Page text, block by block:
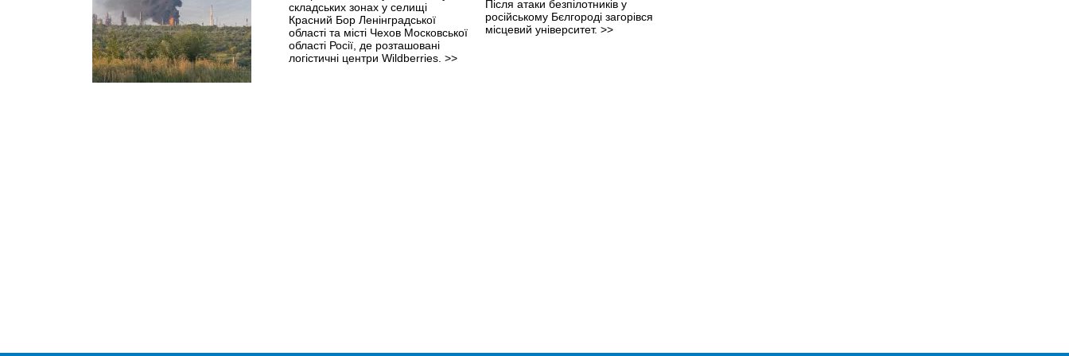
складських зонах у селищі
Красний Бор Ленінградської
області та місті Чехов Московської
області Росії, де розташовані
логістичні центри Wildberries. >>
Після атаки безпілотників у
російському Бєлгороді загорівся
місцевий університет. >>